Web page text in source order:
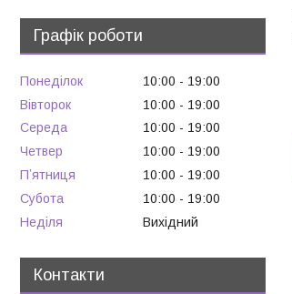
Графік роботи
Понеділок 10:00
19:00
Вівторок
10:00
19:00
Середа
10:00
19:00
Четвер
10:00
19:00
Пʼятниця
10:00
19:00
Субота
10:00
19:00
Неділя
Вихідний
Контакти